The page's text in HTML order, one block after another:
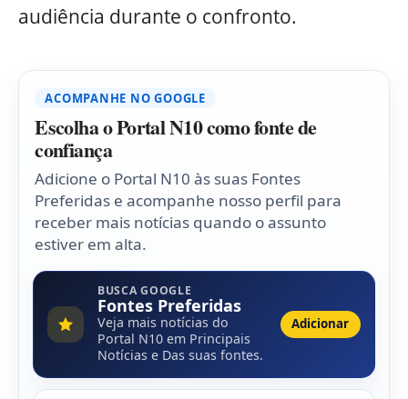
audiência durante o confronto.
ACOMPANHE NO GOOGLE
Escolha o Portal N10 como fonte de
confiança
Adicione o Portal N10 às suas Fontes
Preferidas e acompanhe nosso perfil para
receber mais notícias quando o assunto
estiver em alta.
BUSCA GOOGLE
Fontes Preferidas
Veja mais notícias do
Portal N10 em Principais
Notícias e Das suas fontes.
Adicionar